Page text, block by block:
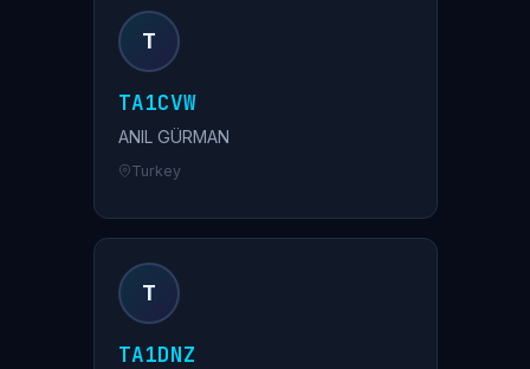
T
TA1CVW
ANIL GÜRMAN
Turkey
T
TA1DNZ